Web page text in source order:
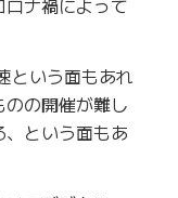
という面もあれ
の開催が難し
という面もあ